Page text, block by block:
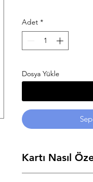
Adet *
Dosya Yükle
Kartı Nasıl